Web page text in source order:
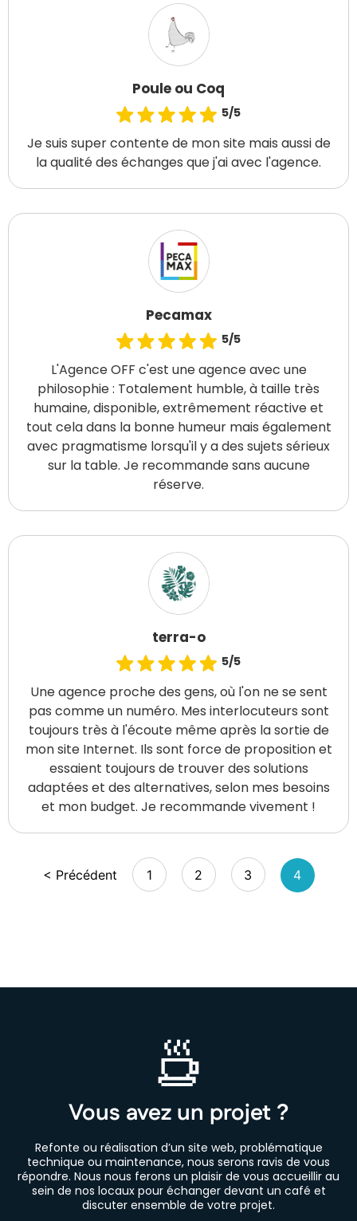
Poule ou Coq
5/5
Je suis super contente de mon site mais aussi de
la qualité des échanges que j'ai avec l'agence.
Pecamax
5/5
L'Agence OFF c'est une agence avec une
philosophie : Totalement humble, à taille très
humaine, disponible, extrêmement réactive et
tout cela dans la bonne humeur mais également
avec pragmatisme lorsqu'il y a des sujets sérieux
sur la table. Je recommande sans aucune
réserve.
terra-o
5/5
Une agence proche des gens, où l'on ne se sent
pas comme un numéro. Mes interlocuteurs sont
toujours très à l'écoute même après la sortie de
mon site Internet. Ils sont force de proposition et
essaient toujours de trouver des solutions
adaptées et des alternatives, selon mes besoins
et mon budget. Je recommande vivement !
< Précédent 1 2 3 4
Vous avez un projet ?
Refonte ou réalisation d’un site web, problématique
technique ou maintenance, nous serons ravis de vous
répondre. Nous nous ferons un plaisir de vous accueillir au
sein de nos locaux pour échanger devant un café et
discuter ensemble de votre projet.